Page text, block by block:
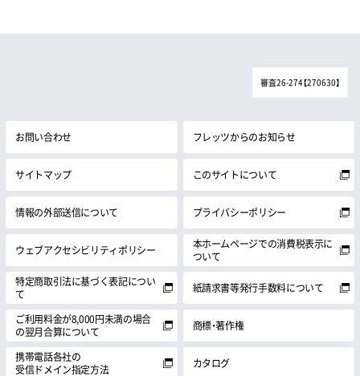
審査26-274【270630】
お問い合わせ フレッツからのお知らせ
サイトマップ このサイトについて
情報の外部送信について プライバシーポリシー
ウェブアクセシビリティポリシー
本ホームページでの消費税表示に
ついて
特定商取引法に基づく表記につい
て
紙請求書等発行手数料について
ご利用料金が8,000円未満の場合
の翌月合算について
商標・著作権
携帯電話各社の
受信ドメイン指定方法
カタログ